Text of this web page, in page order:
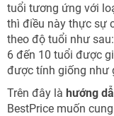
tuổi tương ứng với
thì điều này thực sự
theo độ tuổi như
6 đến 10 tuổi được
được tính giống như
Trên đây là hướng
BestPrice muốn